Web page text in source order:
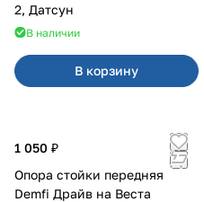
2, Датсун
В наличии
В корзину
1 050 ₽
Опора стойки передняя
Demfi Драйв на Веста